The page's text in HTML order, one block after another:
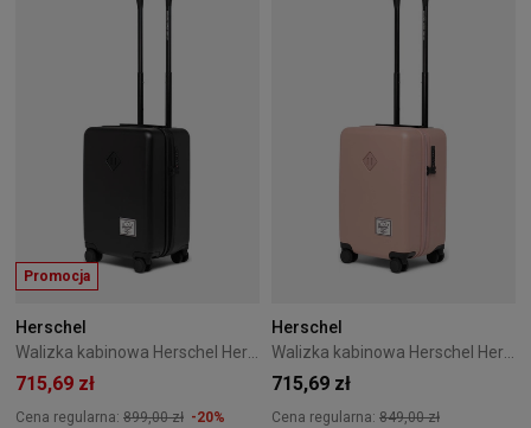
Promocja
Herschel
715,69 zł
Cena regularna: 899,00 zł -20%
Herschel
715,69 zł
Cena regularna: 849,00 zł